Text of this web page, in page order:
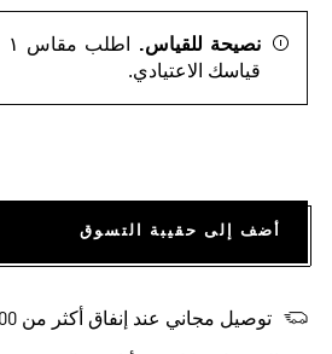
نصيحة للقياس.
قياسك الاعتيادي.
أضف إلى حقيبة التسوق
توصيل مجاني عند إنفاق أكثر من 400 ر.ق